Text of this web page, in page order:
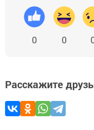
0 0
Расскажите